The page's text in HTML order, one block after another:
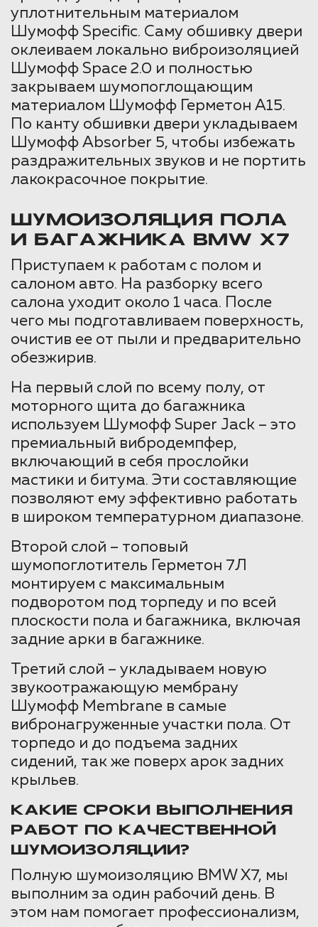
уплотнительным материалом
Шумофф Specific. Саму обшивку двери
оклеиваем локально виброизоляцией
Шумофф Space 2.0 и полностью
закрываем шумопоглощающим
материалом Шумофф Герметон А15.
По канту обшивки двери укладываем
Шумофф Absorber 5, чтобы избежать
раздражительных звуков и не портить
лакокрасочное покрытие.
ШУМОИЗОЛЯЦИЯ ПОЛА
И БАГАЖНИКА BMW X7
Приступаем к работам с полом и
салоном авто. На разборку всего
салона уходит около 1 часа. После
чего мы подготавливаем поверхность,
очистив ее от пыли и предварительно
обезжирив.
На первый слой по всему полу, от
моторного щита до багажника
используем Шумофф Super Jack – это
премиальный вибродемпфер,
включающий в себя прослойки
мастики и битума. Эти составляющие
позволяют ему эффективно работать
в широком температурном диапазоне.
Второй слой – топовый
шумопоглотитель Герметон 7Л
монтируем с максимальным
подворотом под торпеду и по всей
плоскости пола и багажника, включая
задние арки в багажнике.
Третий слой – укладываем новую
звукоотражающую мембрану
Шумофф Membrane в самые
вибронагруженные участки пола. От
торпедо и до подъема задних
сидений, так же поверх арок задних
крыльев.
КАКИЕ СРОКИ ВЫПОЛНЕНИЯ
РАБОТ ПО КАЧЕСТВЕННОЙ
ШУМОИЗОЛЯЦИИ?
Полную шумоизоляцию BMW X7, мы
выполним за один рабочий день. В
этом нам помогает профессионализм,